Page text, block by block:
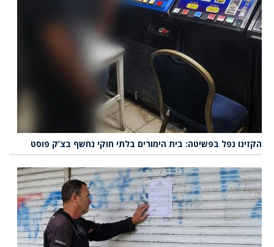
הקזינו נפל בפשיטה: בית הימורים בלתי חוקי נחשף בצ’ק פוסט